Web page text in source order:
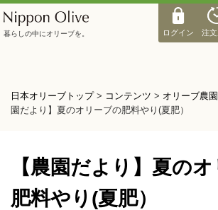
ログイン 注
暮らしの中にオリーブを。
日本オリーブトップ> コンテンツ > オリーブ農園
園だより】夏のオリーブの肥料やり(夏肥）
【農園だより】夏の
肥料やり(夏肥）